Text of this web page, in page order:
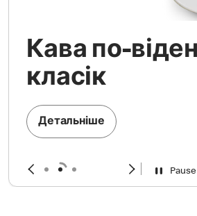
Кава по-
класік
Детальніше
Pause